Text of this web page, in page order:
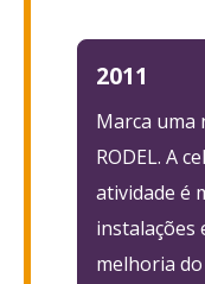
2011
Marca uma
RODEL. A
atividade é
instalações
melhoria